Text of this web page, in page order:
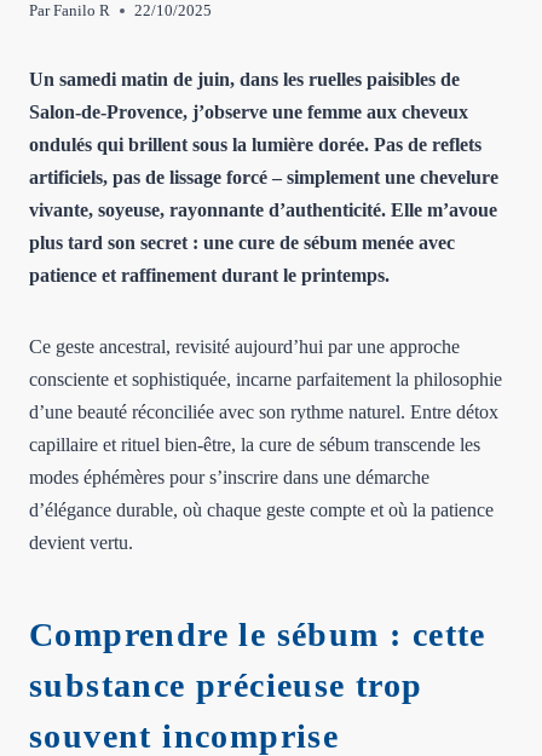
Par Fanilo R 22/10/2025
Un samedi matin de juin, dans les ruelles paisibles de
Salon-de-Provence, j’observe une femme aux cheveux
ondulés qui brillent sous la lumière dorée. Pas de reflets
artificiels, pas de lissage forcé – simplement une chevelure
vivante, soyeuse, rayonnante d’authenticité. Elle m’avoue
plus tard son secret : une cure de sébum menée avec
patience et raffinement durant le printemps.
Ce geste ancestral, revisité aujourd’hui par une approche
consciente et sophistiquée, incarne parfaitement la philosophie
d’une beauté réconciliée avec son rythme naturel. Entre détox
capillaire et rituel bien-être, la cure de sébum transcende les
modes éphémères pour s’inscrire dans une démarche
d’élégance durable, où chaque geste compte et où la patience
devient vertu.
Comprendre le sébum : cette
substance précieuse trop
souvent incomprise